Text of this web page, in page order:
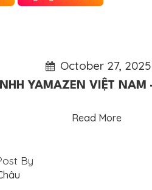
October 27, 2025
YAMAZEN VIỆT
Read More
By